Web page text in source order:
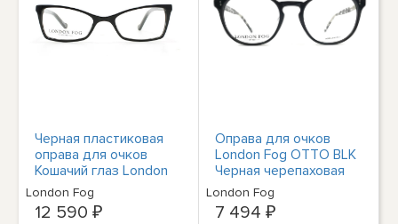
Черная пластиковая
оправа для очков
Кошачий глаз London
Fog от ImageWear
Tegan 48-18-135
London Fog
12 590 ₽
Оправа для очков
London Fog OTTO BLK
Черная черепаховая
круглая с полной
оправой 50-19-145
London Fog
7 494 ₽